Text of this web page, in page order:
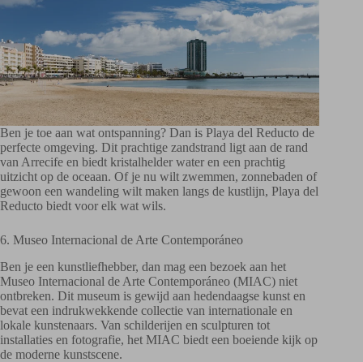
Ben je toe aan wat ontspanning? Dan is Playa del Reducto de
perfecte omgeving. Dit prachtige zandstrand ligt aan de rand
van Arrecife en biedt kristalhelder water en een prachtig
uitzicht op de oceaan. Of je nu wilt zwemmen, zonnebaden of
gewoon een wandeling wilt maken langs de kustlijn, Playa del
Reducto biedt voor elk wat wils.
6. Museo Internacional de Arte Contemporáneo
Ben je een kunstliefhebber, dan mag een bezoek aan het
Museo Internacional de Arte Contemporáneo (MIAC) niet
ontbreken. Dit museum is gewijd aan hedendaagse kunst en
bevat een indrukwekkende collectie van internationale en
lokale kunstenaars. Van schilderijen en sculpturen tot
installaties en fotografie, het MIAC biedt een boeiende kijk op
de moderne kunstscene.